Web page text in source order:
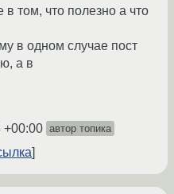
в том, что полезно а что
в одном случае пост
а в
+00:00 автор топика